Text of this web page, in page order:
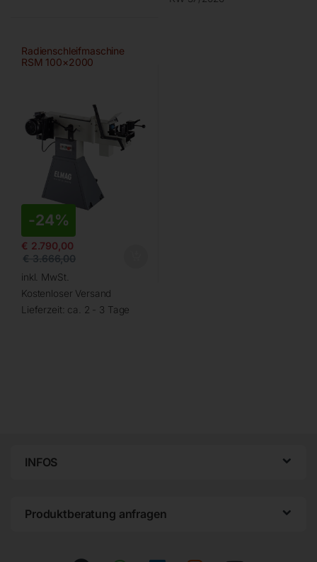
Radienschleifmaschine
RSM 100×2000
-24%
€ 2.790,00
€3.666,00
inkl. MwSt.
Kostenloser Versand
Lieferzeit: ca. 2 - 3 Tage
INFOS
Produktberatung anfragen